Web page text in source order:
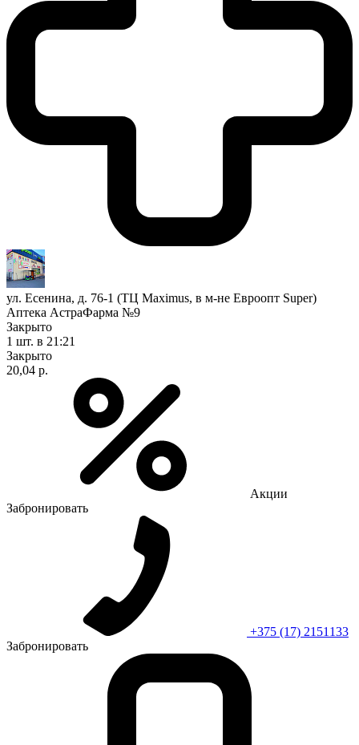
ул. Есенина, д. 76-1 (ТЦ Maximus, в м-не Евроопт Super)
Аптека АстраФарма №9
Закрыто
1 шт. в 21:21
Закрыто
20,04 р.
Акции
Забронировать
+375 (17) 2151133
Забронировать